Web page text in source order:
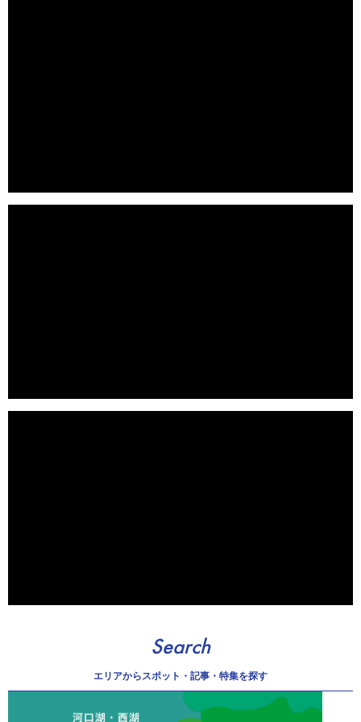
Search
エリアからスポット・記事・特集を探す